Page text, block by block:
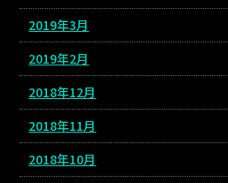
2019年3月
2019年2月
2018年12月
2018年11月
2018年10月